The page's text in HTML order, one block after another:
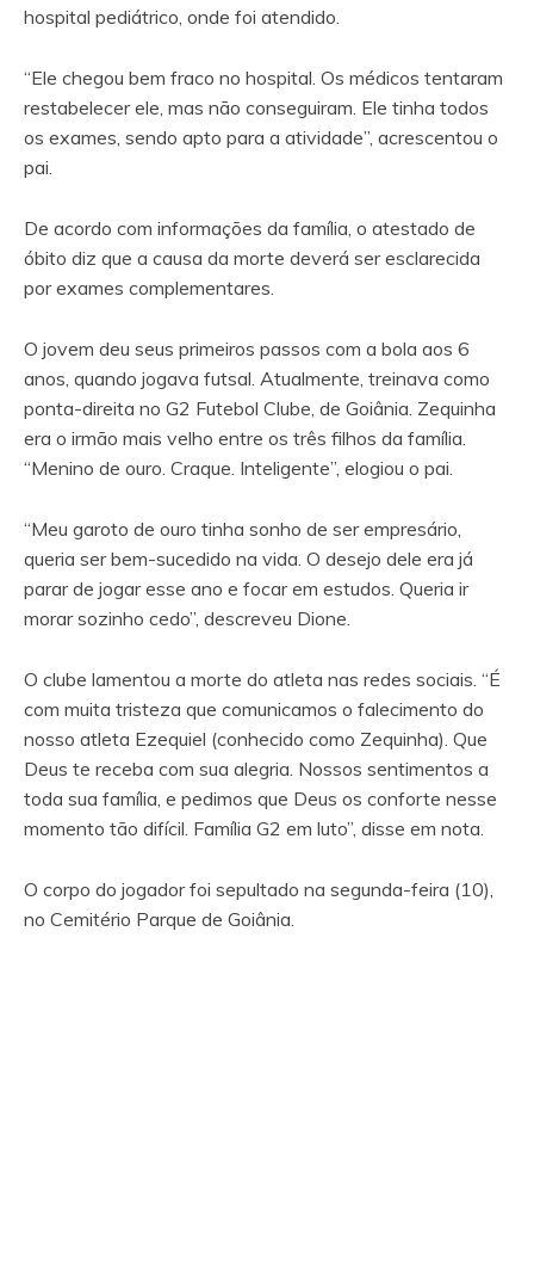
hospital pediátrico, onde foi atendido.
“Ele chegou bem fraco no hospital. Os médicos tentaram
restabelecer ele, mas não conseguiram. Ele tinha todos
os exames, sendo apto para a atividade”, acrescentou o
pai.
De acordo com informações da família, o atestado de
óbito diz que a causa da morte deverá ser esclarecida
por exames complementares.
O jovem deu seus primeiros passos com a bola aos 6
anos, quando jogava futsal. Atualmente, treinava como
ponta-direita no G2 Futebol Clube, de Goiânia. Zequinha
era o irmão mais velho entre os três filhos da família.
“Menino de ouro. Craque. Inteligente”, elogiou o pai.
“Meu garoto de ouro tinha sonho de ser empresário,
queria ser bem-sucedido na vida. O desejo dele era já
parar de jogar esse ano e focar em estudos. Queria ir
morar sozinho cedo”, descreveu Dione.
O clube lamentou a morte do atleta nas redes sociais. “É
com muita tristeza que comunicamos o falecimento do
nosso atleta Ezequiel (conhecido como Zequinha). Que
Deus te receba com sua alegria. Nossos sentimentos a
toda sua família, e pedimos que Deus os conforte nesse
momento tão difícil. Família G2 em luto”, disse em nota.
O corpo do jogador foi sepultado na segunda-feira (10),
no Cemitério Parque de Goiânia.